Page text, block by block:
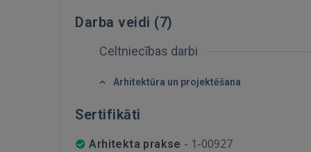
Darba veidi (7)
Celtniecības darbi
Arhitektūra un projektēšana
Sertifikāti
Arhitekta prakse - 1-00927